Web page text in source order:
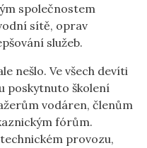
společnostem
sítě, oprav
služeb.
nešlo. Ve všech devíti
poskytnuto školení
vodáren, členům
fórům.
provozu,